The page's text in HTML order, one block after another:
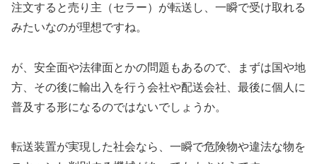
注文すると売り主（セラー）が転送し、一瞬で受け取れる
みたいなのが理想ですね。
が、安全面や法律面とかの問題もあるので、まずは国や地
方、その後に輸出入を行う会社や配送会社、最後に個人に
普及する形になるのではないでしょうか。
転送装置が実現した社会なら、一瞬で危険物や違法な物を